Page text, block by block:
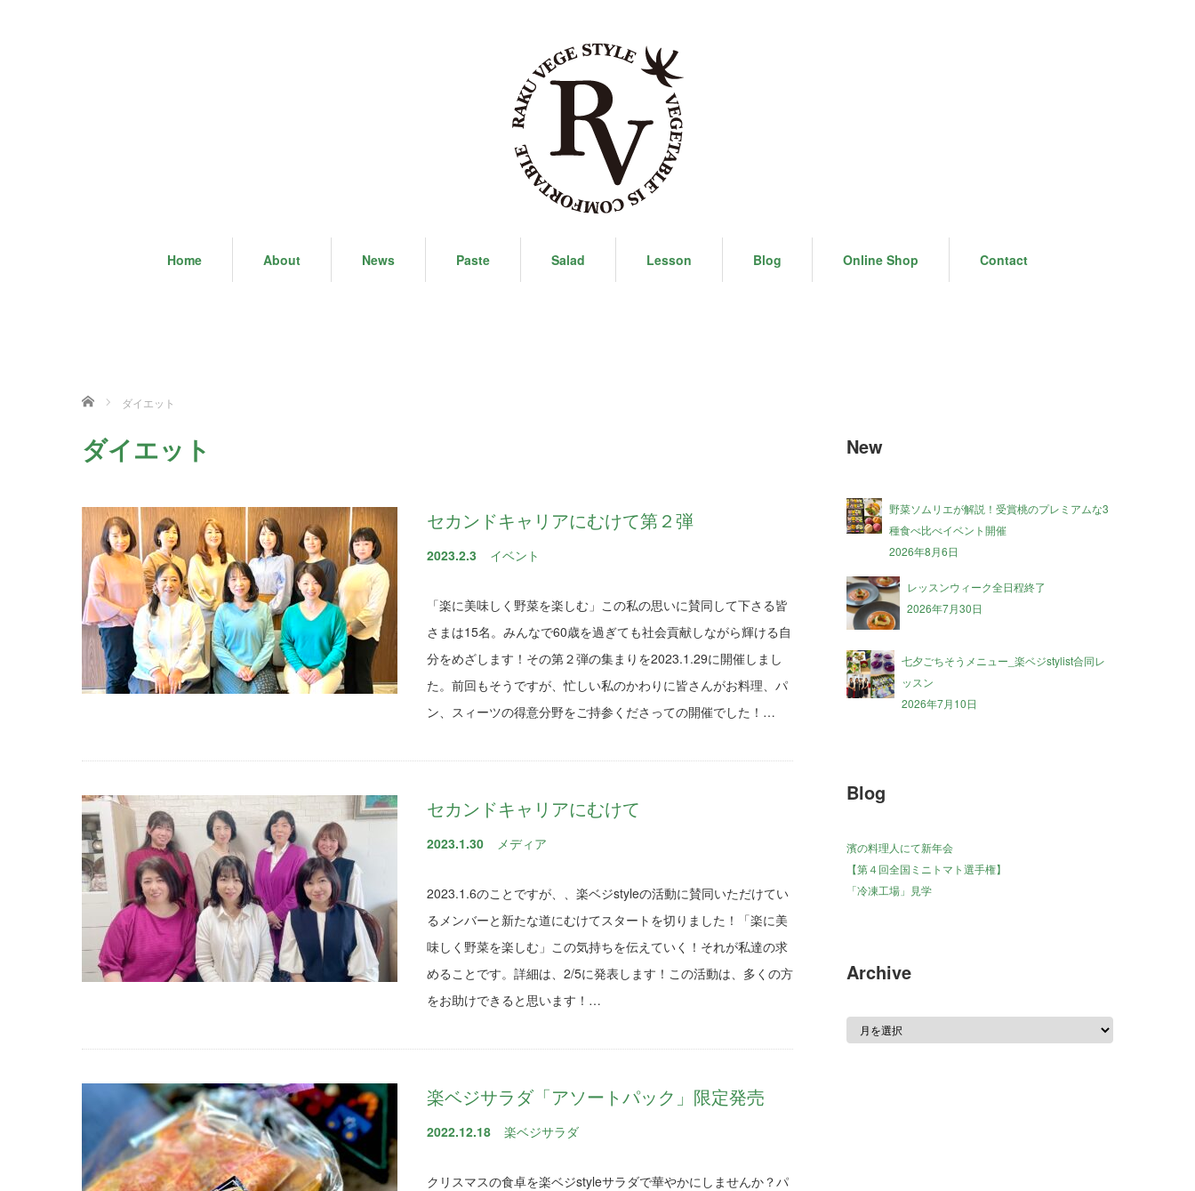
Home About News Paste Salad Lesson Blog Online Shop Contact
ホーム ダイエット
ダイエット
セカンドキャリアにむけて第２弾
2023.2.3 イベント
「楽に美味しく野菜を楽しむ」この私の思いに賛同して下さる皆
さまは15名。みんなで60歳を過ぎても社会貢献しながら輝ける自
分をめざします！その第２弾の集まりを2023.1.29に開催しまし
た。前回もそうですが、忙しい私のかわりに皆さんがお料理、パ
ン、スィーツの得意分野をご持参くださっての開催でした！…
セカンドキャリアにむけて
2023.1.30 メディア
2023.1.6のことですが、、楽ベジstyleの活動に賛同いただけてい
るメンバーと新たな道にむけてスタートを切りました！「楽に美
味しく野菜を楽しむ」この気持ちを伝えていく！それが私達の求
めることです。詳細は、2/5に発表します！この活動は、多くの方
をお助けできると思います！…
楽ベジサラダ「アソートパック」限定発売
2022.12.18 楽ベジサラダ
クリスマスの食卓を楽ベジstyleサラダで華やかにしませんか？パ
New
野菜ソムリエが解説！受賞桃のプレミアムな3
種食べ比べイベント開催
2026年8月6日
レッスンウィーク全日程終了
2026年7月30日
七夕ごちそうメニュー_楽ベジstylist合同レ
ッスン
2026年7月10日
Blog
濱の料理人にて新年会
【第４回全国ミニトマト選手権】
「冷凍工場」見学
Archive